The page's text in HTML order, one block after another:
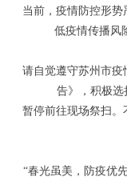
当前，疫情防控形
低疫情传播风
请自觉遵守苏州市疫
告》，积极选
暂停前往现场祭扫。
“春光虽美，防疫优